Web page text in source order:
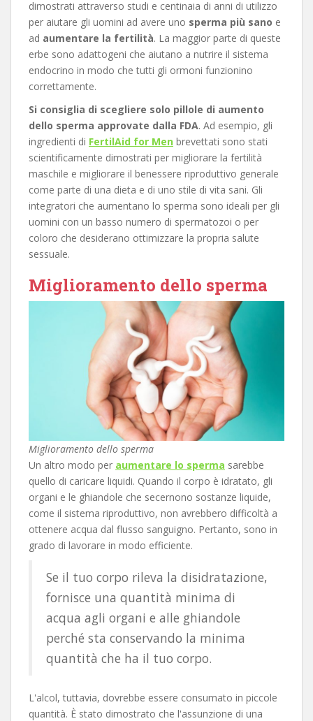
dimostrati attraverso studi e centinaia di anni di utilizzo
per aiutare gli uomini ad avere uno sperma più sano e
ad aumentare la fertilità. La maggior parte di queste
erbe sono adattogeni che aiutano a nutrire il sistema
endocrino in modo che tutti gli ormoni funzionino
correttamente.
Si consiglia di scegliere solo pillole di aumento
dello sperma approvate dalla FDA. Ad esempio, gli
ingredienti di FertilAid for Men brevettati sono stati
scientificamente dimostrati per migliorare la fertilità
maschile e migliorare il benessere riproduttivo generale
come parte di una dieta e di uno stile di vita sani. Gli
integratori che aumentano lo sperma sono ideali per gli
uomini con un basso numero di spermatozoi o per
coloro che desiderano ottimizzare la propria salute
sessuale.
Miglioramento dello sperma
Miglioramento dello sperma
Un altro modo per aumentare lo sperma sarebbe
quello di caricare liquidi. Quando il corpo è idratato, gli
organi e le ghiandole che secernono sostanze liquide,
come il sistema riproduttivo, non avrebbero difficoltà a
ottenere acqua dal flusso sanguigno. Pertanto, sono in
grado di lavorare in modo efficiente.
Se il tuo corpo rileva la disidratazione,
fornisce una quantità minima di
acqua agli organi e alle ghiandole
perché sta conservando la minima
quantità che ha il tuo corpo.
L'alcol, tuttavia, dovrebbe essere consumato in piccole
quantità. È stato dimostrato che l'assunzione di una